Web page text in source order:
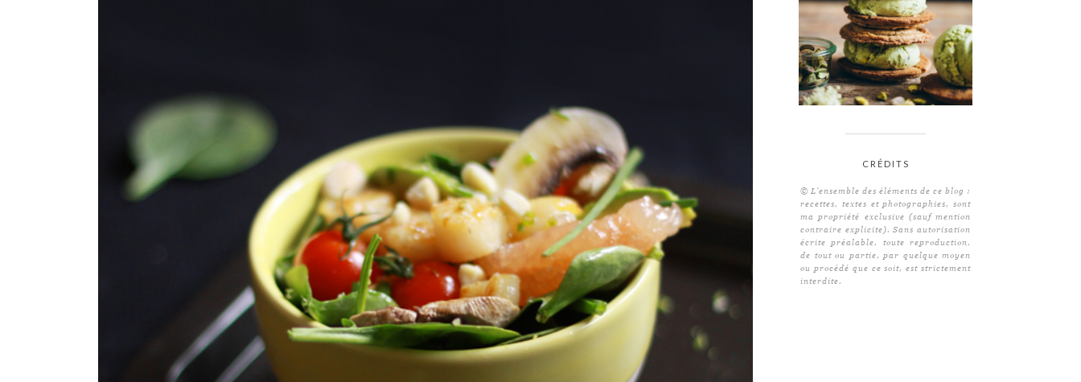
CRÉDITS
© L'ensemble des éléments de ce blog :
recettes, textes et photographies, sont
ma propriété exclusive (sauf mention
contraire explicite). Sans autorisation
écrite préalable, toute reproduction,
de tout ou partie, par quelque moyen
ou procédé que ce soit, est strictement
interdite.